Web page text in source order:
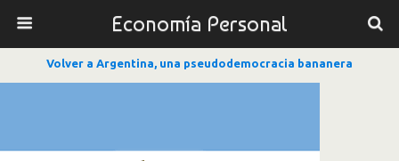
Economía Personal
Volver a Argentina, una pseudodemocracia bananera